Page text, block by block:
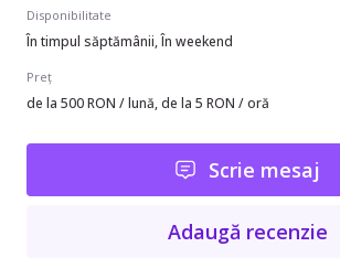
Disponibilitate
În timpul săptămânii, În weekend
Preț
de la 500 RON / lună, de la 5 RON / oră
Scrie mesaj
Adaugă recenzie